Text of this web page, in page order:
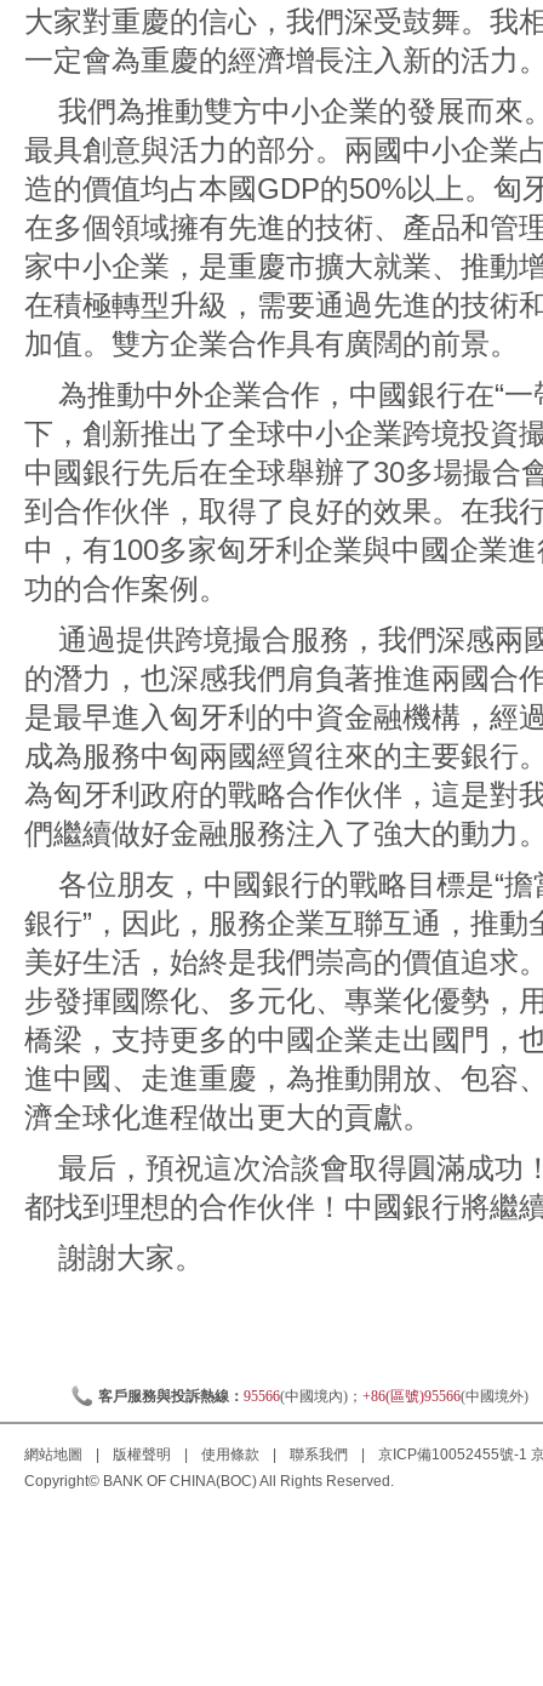
大家對重慶的信心，我們深受鼓舞。我
一定會為重慶的經濟增長注入新的活力
我們為推動雙方中小企業的發展而來
最具創意與活力的部分。兩國中小企業
造的價值均占本國GDP的50%以上。匈
在多個領域擁有先進的技術、產品和管
家中小企業，是重慶市擴大就業、推動
在積極轉型升級，需要通過先進的技術
加值。雙方企業合作具有廣闊的前景。
為推動中外企業合作，中國銀行在“
下，創新推出了全球中小企業跨境投資
中國銀行先后在全球舉辦了30多場撮合
到合作伙伴，取得了良好的效果。在我
中，有100多家匈牙利企業與中國企業
功的合作案例。
通過提供跨境撮合服務，我們深感兩
的潛力，也深感我們肩負著推進兩國合
是最早進入匈牙利的中資金融機構，經
成為服務中匈兩國經貿往來的主要銀行
為匈牙利政府的戰略合作伙伴，這是對
們繼續做好金融服務注入了強大的動力
各位朋友，中國銀行的戰略目標是“
銀行”，因此，服務企業互聯互通，推
美好生活，始終是我們崇高的價值追求
步發揮國際化、多元化、專業化優勢，
橋梁，支持更多的中國企業走出國門，
進中國、走進重慶，為推動開放、包容
濟全球化進程做出更大的貢獻。
最后，預祝這次洽談會取得圓滿成功
都找到理想的合作伙伴！中國銀行將繼
謝謝大家。
客戶服務與投訴熱線： 95566(中國境內)； +86(區號)95566(中國境外)
網站地圖 版權聲明 使用條款 聯系我們 京ICP備10052455號-1
Copyright© BANK OF CHINA(BOC) All Rights Reserved.